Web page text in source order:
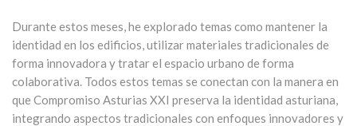
Durante estos meses, he explorado temas como mantener la
identidad en los edificios, utilizar materiales tradicionales de
forma innovadora y tratar el espacio urbano de forma
colaborativa. Todos estos temas se conectan con la manera en
que Compromiso Asturias XXI preserva la identidad asturiana,
integrando aspectos tradicionales con enfoques innovadores y